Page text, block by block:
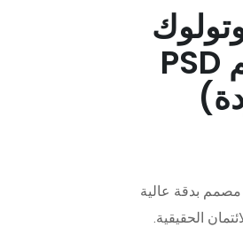
PSD قابل للتعديل (تصميم
مصمم بدقة عالية (PSD)،
الحقيقية.